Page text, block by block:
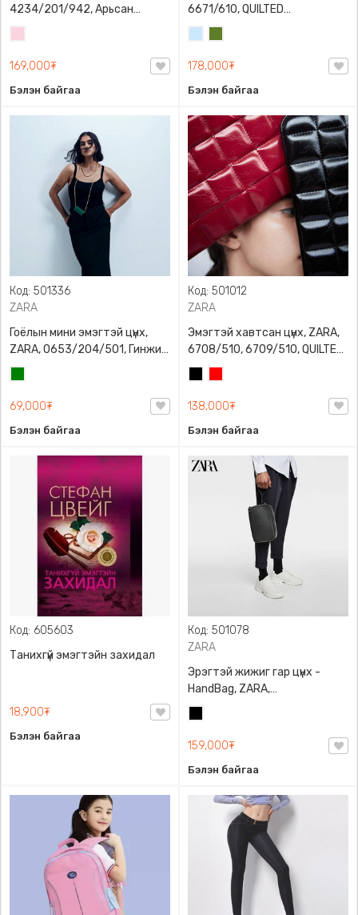
4234/201/942, Арьсан
материалтай, LIMITED EDITION
OVAL LEATHER HANDBAG TRF
169,000₮
Бэлэн байгаа
6671/610, QUILTED
CROSSBODY BAG WITH HANDLE
178,000₮
Бэлэн байгаа
Код: 501336
ZARA
Гоёлын мини эмэгтэй цүнх,
ZARA, 0653/204/501, Гинжин
оосортой, Дотроо тольтой
69,000₮
Бэлэн байгаа
Код: 501012
ZARA
Эмэгтэй хавтсан цүнх, ZARA,
6708/510, 6709/510, QUILTED
CLUTCH BAGDETAILS, Лакан,
Гинжин оосортой
138,000₮
Бэлэн байгаа
Код: 605603
Танихгүй эмэгтэйн захидал
18,900₮
Бэлэн байгаа
Код: 501078
ZARA
Эрэгтэй жижиг гар цүнх -
HandBag, ZARA,
3720/005/040, PU арьс
159,000₮
Бэлэн байгаа